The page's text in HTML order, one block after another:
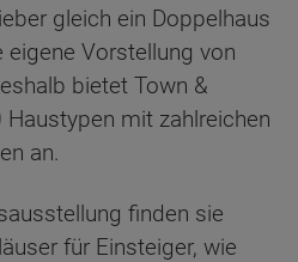
gleich ein Doppelhaus
eigene Vorstellung von
bietet Town &
mit zahlreichen
an.
finden sie
für Einsteiger, wie